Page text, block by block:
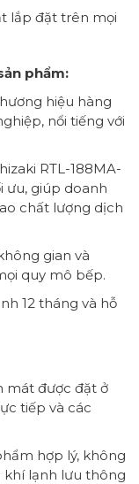
lắp đặt trên mọi
phẩm:
hiệu hàng
nổi tiếng với
RTL-188MA-
ưu, giúp doanh
chất lượng dịch
gian và
quy mô bếp.
12 tháng và hỗ
được đặt ở
tiếp và các
hợp lý, không
khí lạnh lưu thông